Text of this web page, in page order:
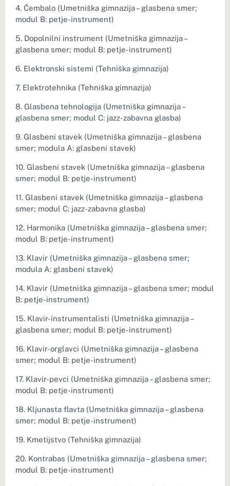
4. Čembalo (Umetniška gimnazija – glasbena smer;
modul B: petje-instrument)
5. Dopolnilni instrument (Umetniška gimnazija –
glasbena smer; modul B: petje-instrument)
6. Elektronski sistemi (Tehniška gimnazija)
7. Elektrotehnika (Tehniška gimnazija)
8. Glasbena tehnologija (Umetniška gimnazija –
glasbena smer; modul C: jazz-zabavna glasba)
9. Glasbeni stavek (Umetniška gimnazija – glasbena
smer; modula A: glasbeni stavek)
10. Glasbeni stavek (Umetniška gimnazija – glasbena
smer; modul B: petje-instrument)
11. Glasbeni stavek (Umetniška gimnazija – glasbena
smer; modul C: jazz-zabavna glasba)
12. Harmonika (Umetniška gimnazija – glasbena smer;
modul B: petje-instrument)
13. Klavir (Umetniška gimnazija – glasbena smer;
modula A: glasbeni stavek)
14. Klavir (Umetniška gimnazija – glasbena smer; modul
B: petje-instrument)
15. Klavir-instrumentalisti (Umetniška gimnazija –
glasbena smer; modul B: petje-instrument)
16. Klavir-orglavci (Umetniška gimnazija – glasbena
smer; modul B: petje-instrument)
17. Klavir-pevci (Umetniška gimnazija – glasbena smer;
modul B: petje-instrument)
18. Kljunasta flavta (Umetniška gimnazija – glasbena
smer; modul B: petje-instrument)
19. Kmetijstvo (Tehniška gimnazija)
20. Kontrabas (Umetniška gimnazija – glasbena smer;
modul B: petje-instrument)